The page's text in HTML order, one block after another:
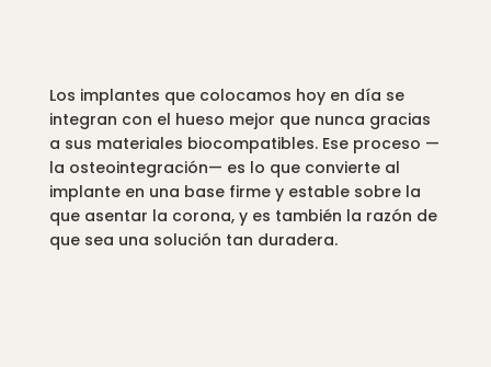
Los implantes que colocamos hoy en día se
integran con el hueso mejor que nunca gracias
a sus materiales biocompatibles. Ese proceso —
la osteointegración— es lo que convierte al
implante en una base firme y estable sobre la
que asentar la corona, y es también la razón de
que sea una solución tan duradera.